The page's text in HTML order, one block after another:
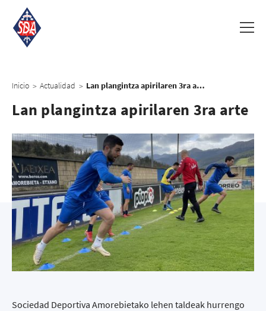
Inicio > Actualidad > Lan plangintza apirilaren 3ra arte
Lan plangintza apirilaren 3ra arte
Sociedad Deportiva Amorebietako lehen taldeak hurrengo